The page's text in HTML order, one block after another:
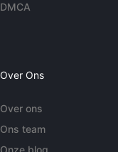
DMCA
Over Ons
Over ons
Ons team
Onze blog